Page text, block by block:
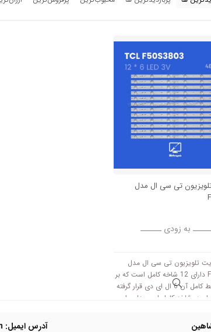
تی سی ال مدل
به زودی ــــــ
تلویزیون تی سی ال مدل
F50S3803 دارای 12 شاخه کامل است که بر
روی هر خط کامل آن 6 ال ای دی قرار گرفته
هر شاخه کامل این مدل برابر
آدرس ایمیل: Domidkala@gmail.com